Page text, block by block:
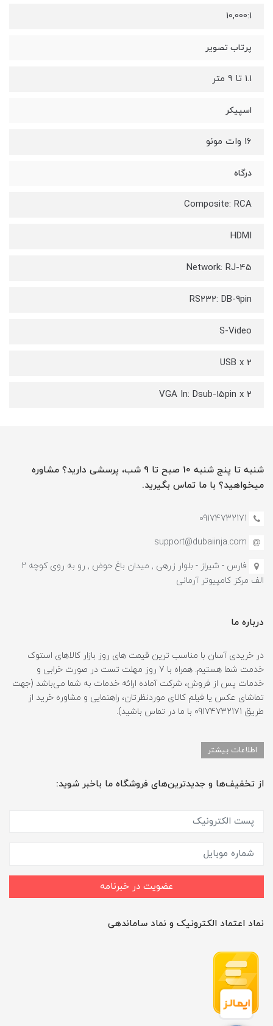
10,000:1
پرتاب تصویر
1.1 تا 9 متر
اسپیکر
16 وات مونو
درگاه
Composite: RCA
HDMI
Network: RJ-45
RS232: DB-9pin
S-Video
USB x 2
VGA In: Dsub-15pin x 2
شنبه تا پنج شنبه 10 صبح تا 9 شب، پرسشی دارید؟ مشاوره
میخواهید؟ با ما تماس بگیرید.
09174732171
support@dubaiinja.com
فارس - شیراز - بلوار زرهی , میدان باغ حوض , رو به روی کوچه 2
الف مرکز کامپیوتر آرمانی
درباره ما
در خریدی آسان با مناسب ترین قیمت های روز بازار کالاهای استوک
خدمت شما هستیم. همراه با 7 روز مهلت تست در صورت خرابی و
خدمات پس از فروش، شرکت آماده ارائه خدمات به شما می‌باشد (جهت
تماشای عکس یا فیلم کالای موردنظرتان، راهنمایی و مشاوره خرید از
طریق 09174732171 با ما در تماس باشید).
اطلاعات بیشتر
از تخفیف‌ها و جدیدترین‌های فروشگاه ما باخبر شوید:
عضویت در خبرنامه
نماد اعتماد الکترونیک و نماد ساماندهی